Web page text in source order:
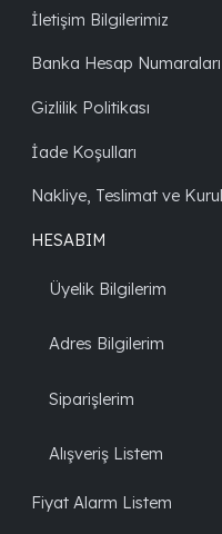
İletişim Bilgilerimiz
Banka Hesap Numaraları
Gizlilik Politikası
İade Koşulları
Nakliye, Teslimat ve
HESABIM
Üyelik Bilgilerim
Adres Bilgilerim
Siparişlerim
Alışveriş Listem
Fiyat Alarm Listem